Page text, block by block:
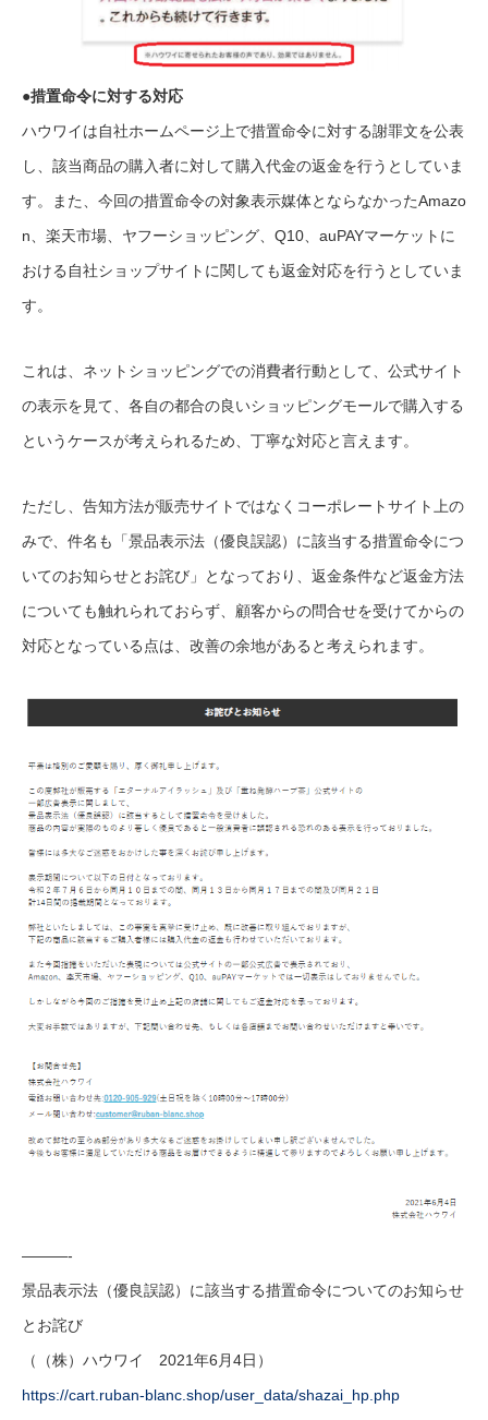
●措置命令に対する対応
ハウワイは自社ホームページ上で措置命令に対する謝罪文を公表
し、該当商品の購入者に対して購入代金の返金を行うとしていま
す。また、今回の措置命令の対象表示媒体とならなかったAmazo
n、楽天市場、ヤフーショッピング、Q10、auPAYマーケットに
おける自社ショップサイトに関しても返金対応を行うとしていま
す。
これは、ネットショッピングでの消費者行動として、公式サイト
の表示を見て、各自の都合の良いショッピングモールで購入する
というケースが考えられるため、丁寧な対応と言えます。
ただし、告知方法が販売サイトではなくコーポレートサイト上の
みで、件名も「景品表示法（優良誤認）に該当する措置命令につ
いてのお知らせとお詫び」となっており、返金条件など返金方法
についても触れられておらず、顧客からの問合せを受けてからの
対応となっている点は、改善の余地があると考えられます。
———-
景品表示法（優良誤認）に該当する措置命令についてのお知らせ
とお詫び
（（株）ハウワイ 2021年6月4日）
https://cart.ruban-blanc.shop/user_data/shazai_hp.php